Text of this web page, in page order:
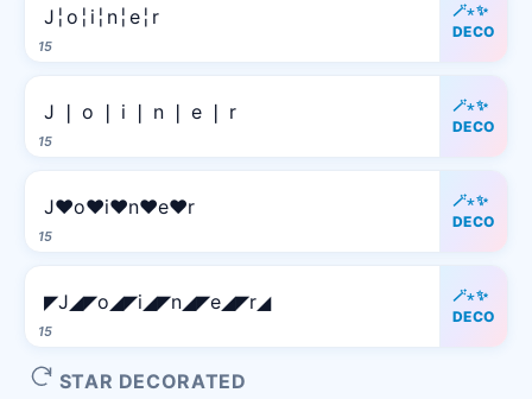
15
J╎o╎i╎n╎e╎r
🪄⋆✨
DECO
15
J ❘ o ❘ i ❘ n ❘ e ❘ r
🪄⋆✨
DECO
15
J♥o♥i♥n♥e♥r
🪄⋆✨
DECO
15
◤J◢◤o◢◤i◢◤n◢◤e◢◤r◢
🪄⋆✨
DECO
STAR DECORATED